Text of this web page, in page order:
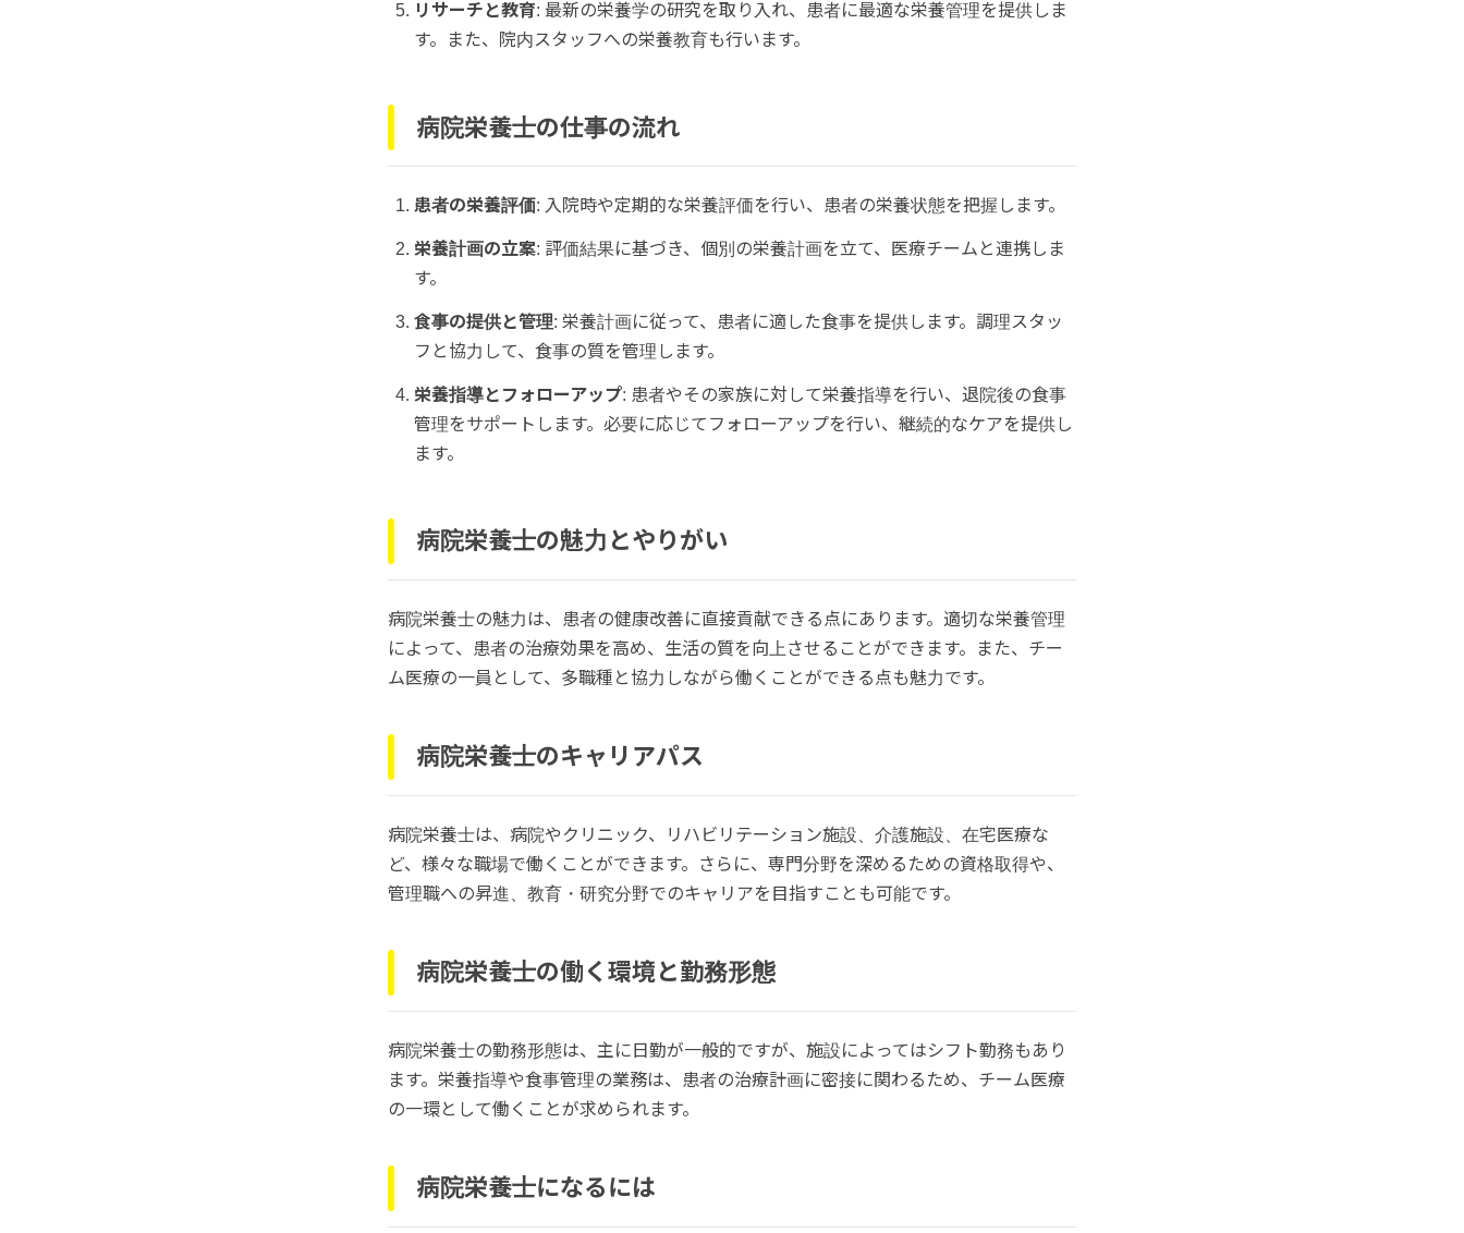
リサーチと教育: 最新の栄養学の研究を取り入れ、患者に最適な栄養管理を提供しま
す。また、院内スタッフへの栄養教育も行います。
病院栄養士の仕事の流れ
患者の栄養評価: 入院時や定期的な栄養評価を行い、患者の栄養状態を把握します。
栄養計画の立案: 評価結果に基づき、個別の栄養計画を立て、医療チームと連携しま
す。
食事の提供と管理: 栄養計画に従って、患者に適した食事を提供します。調理スタッ
フと協力して、食事の質を管理します。
栄養指導とフォローアップ: 患者やその家族に対して栄養指導を行い、退院後の食事
管理をサポートします。必要に応じてフォローアップを行い、継続的なケアを提供し
ます。
病院栄養士の魅力とやりがい
病院栄養士の魅力は、患者の健康改善に直接貢献できる点にあります。適切な栄養管理
によって、患者の治療効果を高め、生活の質を向上させることができます。また、チー
ム医療の一員として、多職種と協力しながら働くことができる点も魅力です。
病院栄養士のキャリアパス
病院栄養士は、病院やクリニック、リハビリテーション施設、介護施設、在宅医療な
ど、様々な職場で働くことができます。さらに、専門分野を深めるための資格取得や、
管理職への昇進、教育・研究分野でのキャリアを目指すことも可能です。
病院栄養士の働く環境と勤務形態
病院栄養士の勤務形態は、主に日勤が一般的ですが、施設によってはシフト勤務もあり
ます。栄養指導や食事管理の業務は、患者の治療計画に密接に関わるため、チーム医療
の一環として働くことが求められます。
病院栄養士になるには